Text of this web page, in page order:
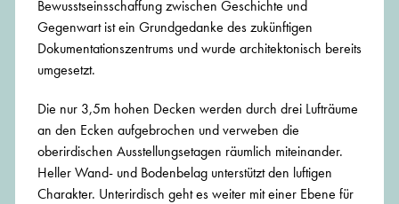
Bewusstseinsschaffung zwischen Geschichte und
Gegenwart ist ein Grundgedanke des zukünftigen
Dokumentationszentrums und wurde architektonisch bereits
umgesetzt.
Die nur 3,5m hohen Decken werden durch drei Lufträume
an den Ecken aufgebrochen und verweben die
oberirdischen Ausstellungsetagen räumlich miteinander.
Heller Wand- und Bodenbelag unterstützt den luftigen
Charakter. Unterirdisch geht es weiter mit einer Ebene für